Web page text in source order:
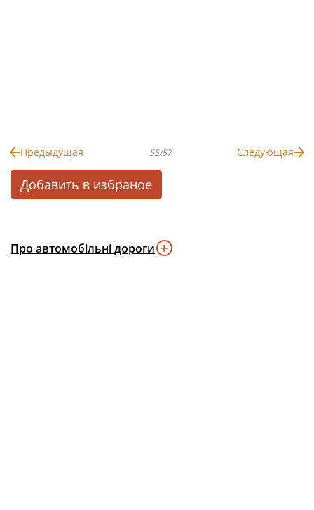
Предыдущая 55/57 Следующая
Добавить в избраное
Про автомобільні дороги